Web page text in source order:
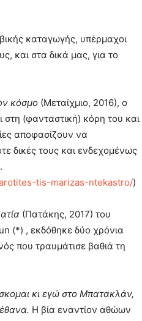
καταγωγής, υπέρμαχοι
και στα δικά μας, για το
κόσμο (Μεταίχμιο, 2016), ο
(φανταστική) κόρη του και
αποφασίζουν να
δικές τους και ενδεχομένως
tis-marizas-ntekastro/)
(Πατάκης, 2017) του
(*) , εκδόθηκε δύο χρόνια
που τραυμάτισε βαθιά τη
κι εγώ στο Μπατακλάν,
Η βία εναντίον αθώων